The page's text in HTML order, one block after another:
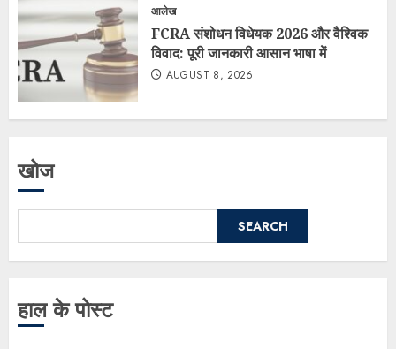
आलेख
FCRA संशोधन विधेयक 2026 और वैश्विक
विवाद: पूरी जानकारी आसान भाषा में
AUGUST 8, 2026
खोज
SEARCH
हाल के पोस्ट